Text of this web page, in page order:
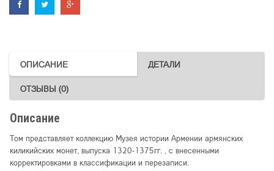
ОПИСАНИЕ ДЕТАЛИ
ОТЗЫВЫ (0)
Описание
Том представляет коллекцию Музея истории Армении армянских
киликийских монет, выпуска 1320-1375гг. , с внесенными
корректировками в классификации и перезаписи.